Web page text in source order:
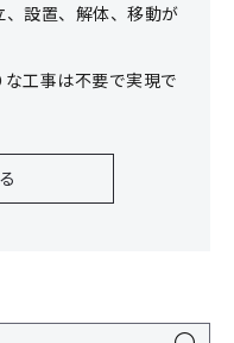
設置、解体、移動が
工事は不要で実現で